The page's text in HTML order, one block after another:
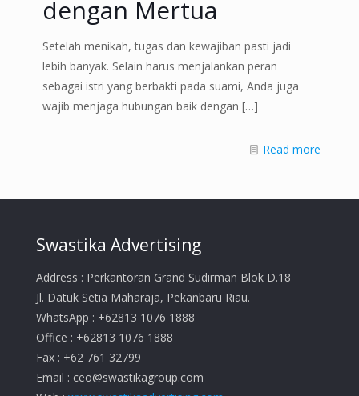
dengan Mertua
Setelah menikah, tugas dan kewajiban pasti jadi
lebih banyak. Selain harus menjalankan peran
sebagai istri yang berbakti pada suami, Anda juga
wajib menjaga hubungan baik dengan […]
Read more
Swastika Advertising
Address : Perkantoran Grand Sudirman Blok D.18
Jl. Datuk Setia Maharaja, Pekanbaru Riau.
WhatsApp : +62813 1076 1888
Office : +62813 1076 1888
Fax : +62 761 32799
Email : ceo@swastikagroup.com